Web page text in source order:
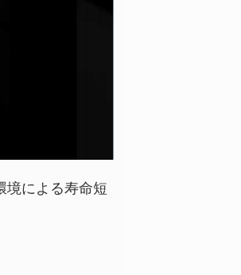
境による寿命短